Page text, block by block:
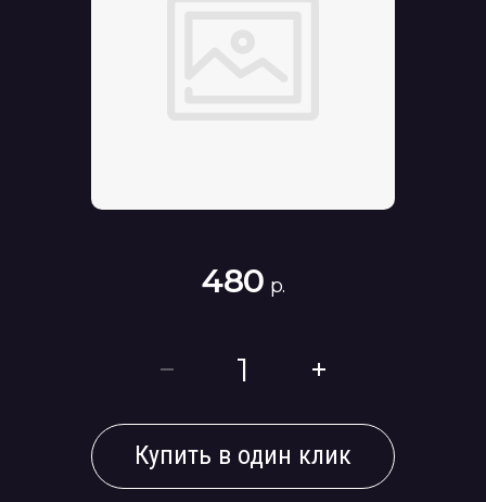
480 р.
Купить в один клик